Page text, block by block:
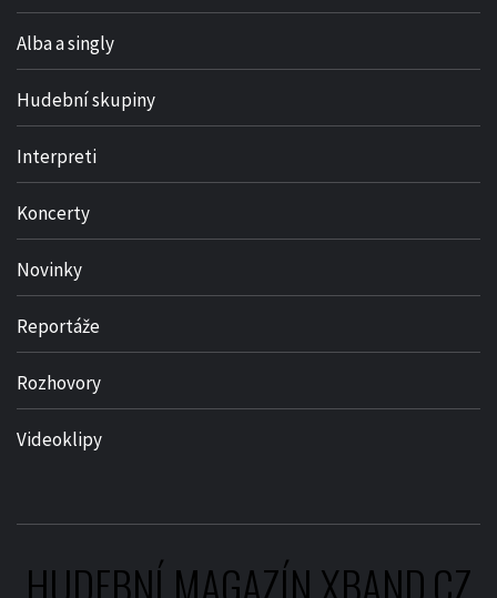
Alba a singly
Hudební skupiny
Interpreti
Koncerty
Novinky
Reportáže
Rozhovory
Videoklipy
HUDEBNÍ MAGAZÍN XBAND.CZ